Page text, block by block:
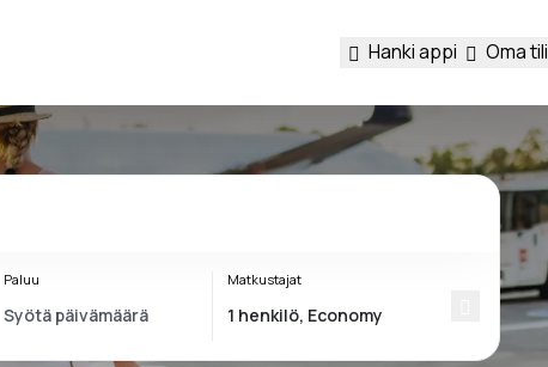
Hanki appi Oma tili
Paluu Matkustajat